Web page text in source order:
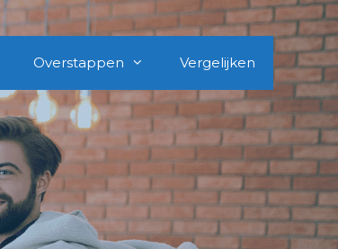
Overstappen Vergelijken